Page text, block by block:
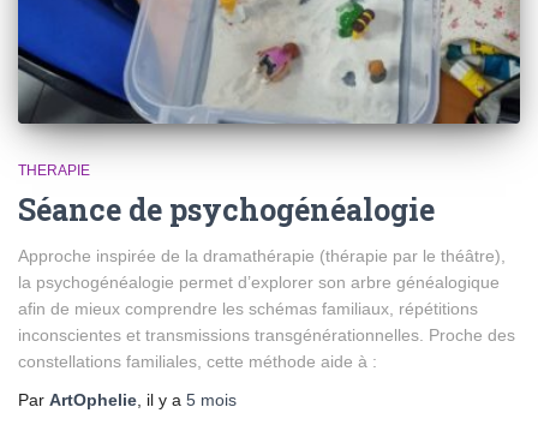
THERAPIE
Séance de psychogénéalogie
Approche inspirée de la dramathérapie (thérapie par le théâtre),
la psychogénéalogie permet d’explorer son arbre généalogique
afin de mieux comprendre les schémas familiaux, répétitions
inconscientes et transmissions transgénérationnelles. Proche des
constellations familiales, cette méthode aide à :
Par ArtOphelie , il y a 5 mois